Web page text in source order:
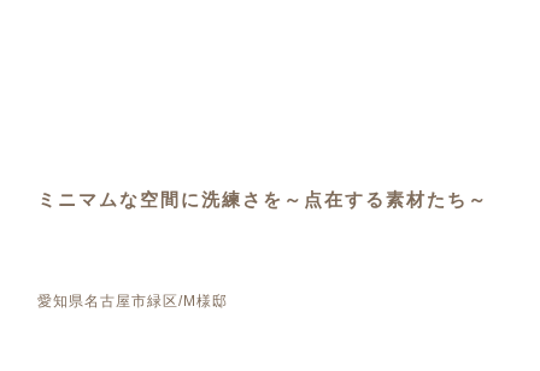
ミニマムな空間に洗練さを～点在する素材たち～
愛知県名古屋市緑区/M様邸